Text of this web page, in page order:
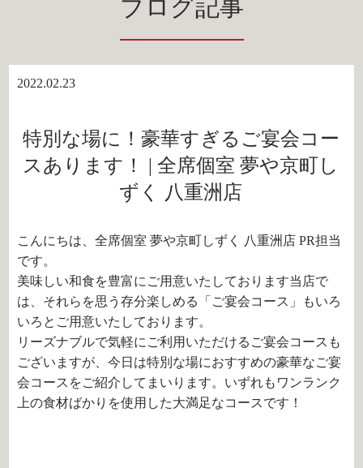
ブログ記事
2022.02.23
特別な場に！豪華すぎるご宴会コー
スあります！ | 全席個室 夢や京町し
ずく 八重洲店
こんにちは、全席個室 夢や京町しずく 八重洲店 PR担当
です。
美味しい和食を豊富にご用意いたしております当店で
は、それらを思う存分楽しめる「ご宴会コース」もいろ
いろとご用意いたしております。
リーズナブルで気軽にご利用いただけるご宴会コースも
ございますが、今日は特別な場におすすめの豪華なご宴
会コースをご紹介してまいります。いずれもワンランク
上の食材ばかりを使用した大満足なコースです！